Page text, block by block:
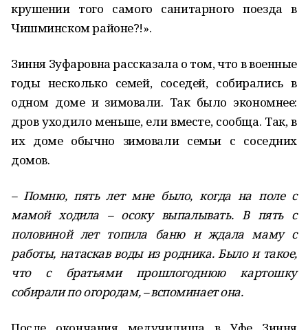
крушении того самого санитарного поезда в
Чишминском районе?!».
Зиння Зуфаровна рассказала о том, что в военные
годы несколько семей, соседей, собирались в
одном доме и зимовали. Так было экономнее:
дров уходило меньше, ели вместе, сообща. Так, в
их доме обычно зимовали семьи с соседних
домов.
– Помню, пять лет мне было, когда на поле с
мамой ходила – осоку выпалывать. В пять с
половиной лет топила баню и ждала маму с
работы, натаскав воды из родника. Было и такое,
что с братьями прошлогоднюю картошку
собирали по огородам, – вспоминает она.